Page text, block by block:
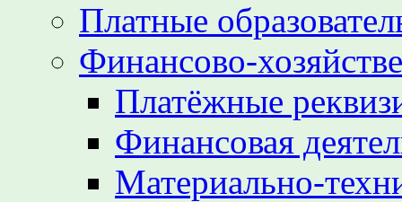
Платные
Финансово-
Платёжные
Финансовая
Материально-